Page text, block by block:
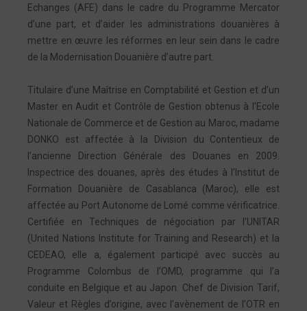
Echanges (AFE) dans le cadre du Programme Mercator
d’une part, et d’aider les administrations douanières à
mettre en œuvre les réformes en leur sein dans le cadre
de la Modernisation Douanière d’autre part.
Titulaire d’une Maîtrise en Comptabilité et Gestion et d’un
Master en Audit et Contrôle de Gestion obtenus à l’Ecole
Nationale de Commerce et de Gestion au Maroc, madame
DONKO est affectée à la Division du Contentieux de
l’ancienne Direction Générale des Douanes en 2009.
Inspectrice des douanes, après des études à l’Institut de
Formation Douanière de Casablanca (Maroc), elle est
affectée au Port Autonome de Lomé comme vérificatrice.
Certifiée en Techniques de négociation par l’UNITAR
(United Nations Institute for Training and Research) et la
CEDEAO, elle a, également participé avec succès au
Programme Colombus de l’OMD, programme qui l’a
conduite en Belgique et au Japon. Chef de Division Tarif,
Valeur et Règles d’origine, avec l’avènement de l’OTR en